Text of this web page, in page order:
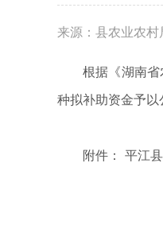
来源：县农业农村
根据《湖南省农
种拟补助资金予
附件： 平江县